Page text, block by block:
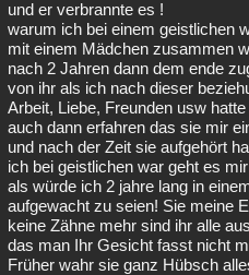
und er verbrannte es !
warum ich bei einem geistlichen
mit einem Mädchen zusammen
nach 2 Jahren dann dem ende
von ihr als ich nach dieser
Arbeit, Liebe, Freunden usw
auch dann erfahren das sie mir
und nach der Zeit sie aufgehört
ich bei geistlichen war geht es
als würde ich 2 jahre lang in
aufgewacht zu seien! Sie meine
keine Zähne mehr sind ihr alle
das man Ihr Gesicht fasst nicht
Früher wahr sie ganz Hübsch